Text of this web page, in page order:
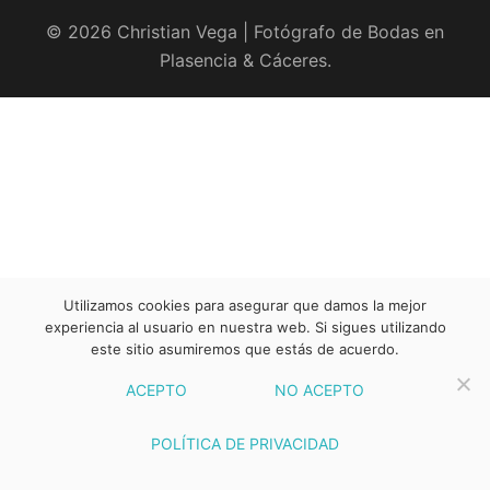
© 2026 Christian Vega | Fotógrafo de Bodas en
Plasencia & Cáceres.
Utilizamos cookies para asegurar que damos la mejor
experiencia al usuario en nuestra web. Si sigues utilizando
este sitio asumiremos que estás de acuerdo.
ACEPTO NO ACEPTO
POLÍTICA DE PRIVACIDAD